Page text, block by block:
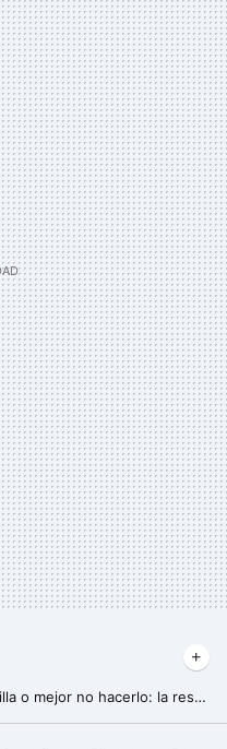
Caminar con osteoartritis de rodilla o mejor no hacerlo: la respuesta a esta eterna duda